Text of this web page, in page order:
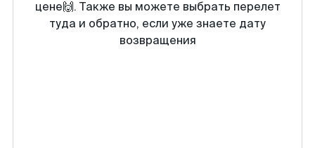
цене🙌. Также вы можете выбрать перелет
туда и обратно, если уже знаете дату
возвращения